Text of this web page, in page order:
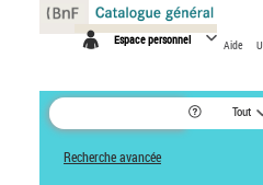
Espace personnel Aide
Tout
Recherche avancée
Panneau de gestion des cookies